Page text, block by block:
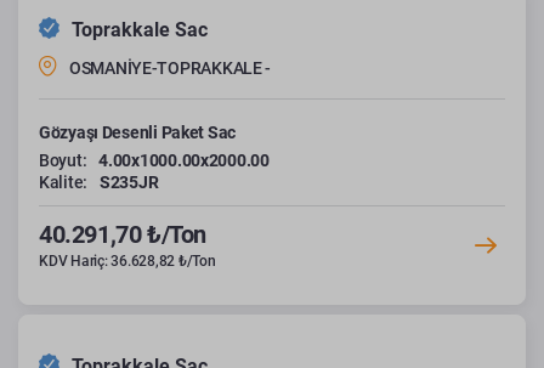
Toprakkale Sac
OSMANİYE-TOPRAKKALE -
Gözyaşı Desenli Paket Sac
Boyut:
4.00x1000.00x2000.00
Kalite:
S235JR
40.291,70 ₺/Ton
KDV Hariç: 36.628,82 ₺/Ton